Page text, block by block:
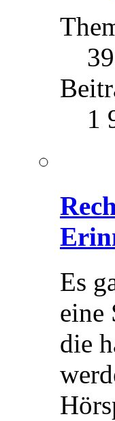
39
1
Es
eine
die